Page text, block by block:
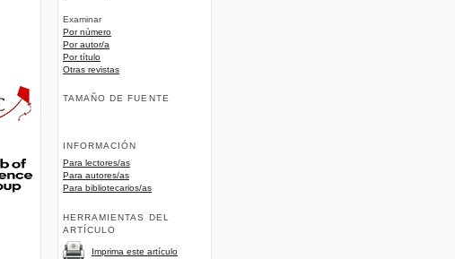
Examinar
Por número
Por autor/a
Por título
Otras revistas
TAMAÑO DE FUENTE
INFORMACIÓN
Para lectores/as
Para autores/as
Para bibliotecarios/as
HERRAMIENTAS DEL
ARTÍCULO
Imprima este artículo